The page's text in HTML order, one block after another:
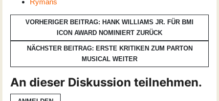
Rymans
VORHERIGER BEITRAG: HANK WILLIAMS JR. FÜR BMI
ICON AWARD NOMINIERT ZURÜCK
NÄCHSTER BEITRAG: ERSTE KRITIKEN ZUM PARTON
MUSICAL WEITER
An dieser Diskussion teilnehmen.